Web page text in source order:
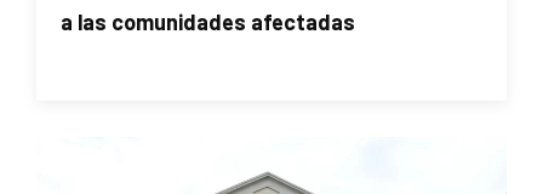
a las comunidades afectadas